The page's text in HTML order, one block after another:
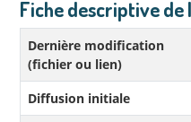
Fiche descriptive de
Dernière modification
(fichier ou lien)
Diffusion initiale